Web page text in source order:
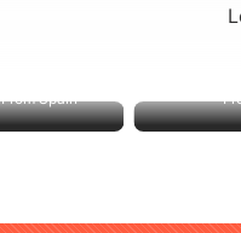
Spain